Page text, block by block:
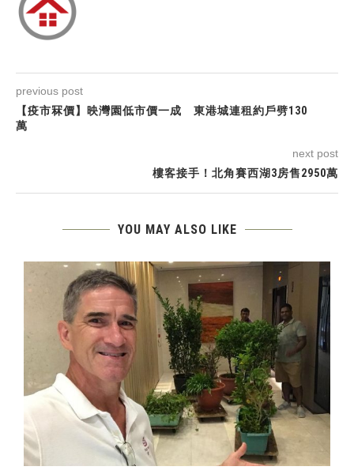
previous post
【疫市冧價】映灣園低市價一成 東港城連租約戶劈130
萬
next post
樓客接手！北角賽西湖3房售2950萬
YOU MAY ALSO LIKE